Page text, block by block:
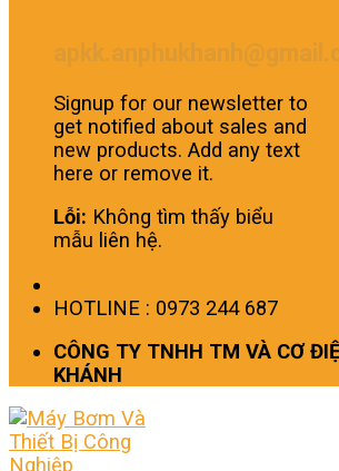
Signup for our newsletter to
get notified about sales and
new products. Add any text
here or remove it.
Lỗi: Không tìm thấy biểu
mẫu liên hệ.
HOTLINE : 0973 244 687
CÔNG TY TNHH TM VÀ CƠ
KHÁNH